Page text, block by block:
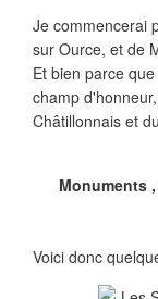
Je commencerai
sur Ource, et de
Et bien parce
champ
Châtillonnais et
Monuments
Voici donc